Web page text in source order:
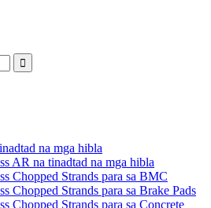
na mga hibla
AR na tinadtad na mga hibla
Chopped Strands para sa BMC
Chopped Strands para sa Brake Pads
Chopped Strands para sa Concrete